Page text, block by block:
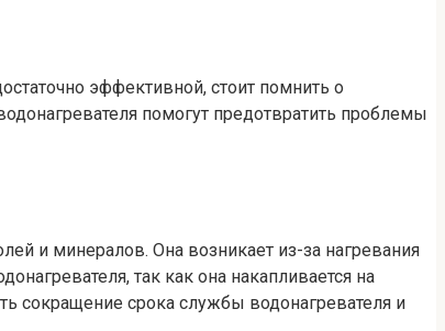
эффективной, стоит помнить о
помогут предотвратить проблемы
и минералов. Она возникает из-за нагревания
так как она накапливается на
сокращение срока службы водонагревателя и